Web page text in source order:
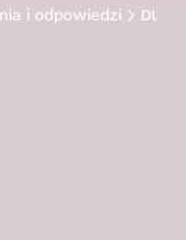
i odpowiedzi